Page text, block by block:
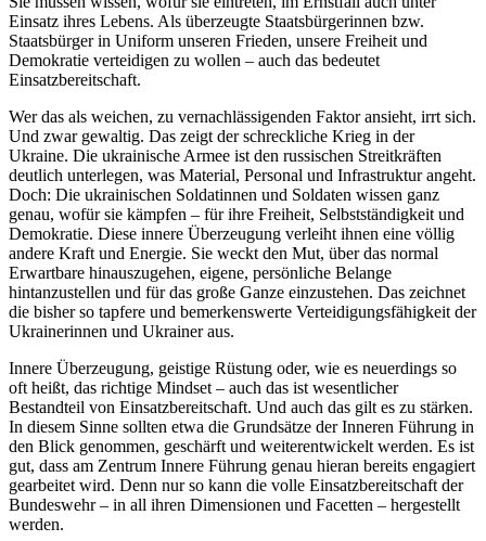
Einsatz ihres Lebens. Als überzeugte Staatsbürgerinnen bzw.
Staatsbürger in Uniform unseren Frieden, unsere Freiheit und
Demokratie verteidigen zu wollen – auch das bedeutet
Einsatzbereitschaft.
Wer das als weichen, zu vernachlässigenden Faktor ansieht, irrt sich.
Und zwar gewaltig. Das zeigt der schreckliche Krieg in der
Ukraine. Die ukrainische Armee ist den russischen Streitkräften
deutlich unterlegen, was Material, Personal und Infrastruktur angeht.
Doch: Die ukrainischen Soldatinnen und Soldaten wissen ganz
genau, wofür sie kämpfen – für ihre Freiheit, Selbstständigkeit und
Demokratie. Diese innere Überzeugung verleiht ihnen eine völlig
andere Kraft und Energie. Sie weckt den Mut, über das normal
Erwartbare hinauszugehen, eigene, persönliche Belange
hintanzustellen und für das große Ganze einzustehen. Das zeichnet
die bisher so tapfere und bemerkenswerte Verteidigungsfähigkeit der
Ukrainerinnen und Ukrainer aus.
Innere Überzeugung, geistige Rüstung oder, wie es neuerdings so
oft heißt, das richtige Mindset – auch das ist wesentlicher
Bestandteil von Einsatzbereitschaft. Und auch das gilt es zu stärken.
In diesem Sinne sollten etwa die Grundsätze der Inneren Führung in
den Blick genommen, geschärft und weiterentwickelt werden. Es ist
gut, dass am Zentrum Innere Führung genau hieran bereits engagiert
gearbeitet wird. Denn nur so kann die volle Einsatzbereitschaft der
Bundeswehr – in all ihren Dimensionen und Facetten – hergestellt
werden.